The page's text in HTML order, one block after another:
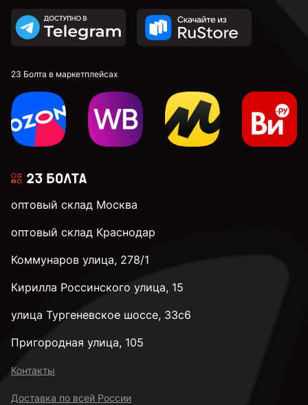
23 Болта в маркетплейсах
оптовый склад Москва
оптовый склад Краснодар
Коммунаров улица, 278/1
Кирилла Россинского улица, 15
улица Тургеневское шоссе, 33с6
Пригородная улица, 105
Контакты
Доставка по всей России